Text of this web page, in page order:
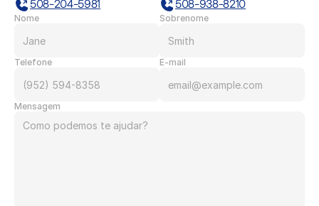
508-204-5981
508-938-8210
Nome Sobrenome
Telefone E-mail
Mensagem